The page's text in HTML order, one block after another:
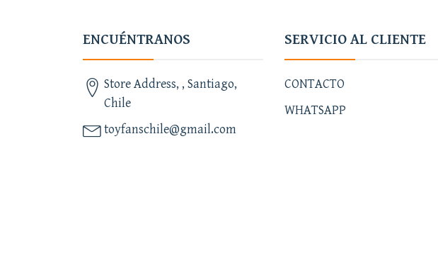
ENCUÉNTRANOS
Store Address, , Santiago,
Chile
toyfanschile@gmail.com
SERVICIO AL CLIENTE
CONTACTO
WHATSAPP